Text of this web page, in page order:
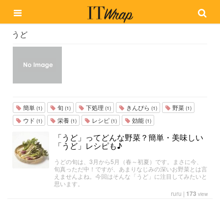
うど
簡単 (1) 旬 (1) 下処理 (1) きんぴら (1) 野菜 (1)
ウド (1) 栄養 (1) レシピ (1) 効能 (1)
「うど」ってどんな野菜？簡単・美味しい
「うど」レシピも♪
うどの旬は、3月から5月（春～初夏）です。まさに今、
旬真っただ中！ですが、あまりなじみの深いお野菜とは言
えませんよね。今回はそんな「うど」に注目してみたいと
思います。
ruru | 173 view